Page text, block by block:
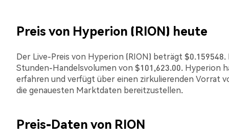
Preis von Hyperion (RION) heute
Der Live-Preis von Hyperion (RION) beträgt
Stunden-Handelsvolumen von $101,623.00. Hyperion
erfahren und verfügt über einen zirkulierenden Vorrat
die genauesten Marktdaten bereitzustellen.
Preis-Daten von RION